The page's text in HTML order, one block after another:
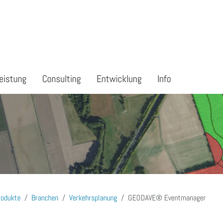
Consulting Entwicklung Info
Branchen Verkehrsplanung GEODAVE® Eventmanager